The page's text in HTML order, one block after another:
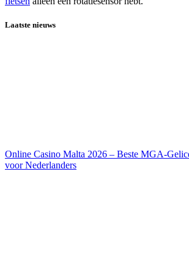
Laatste nieuws
Online Casino Malta 2026 – Beste MGA-
voor Nederlanders